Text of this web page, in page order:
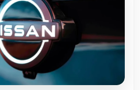
Kurullar